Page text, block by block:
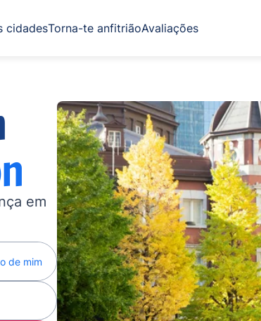
cidadesTorna-te anfitriãoAvaliações
em
de mim